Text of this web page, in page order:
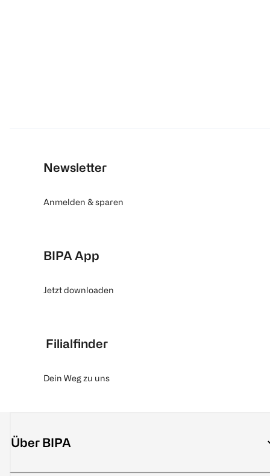
Newsletter
Anmelden & sparen
BIPA App
Jetzt downloaden
Filialfinder
Dein Weg zu uns
Über BIPA